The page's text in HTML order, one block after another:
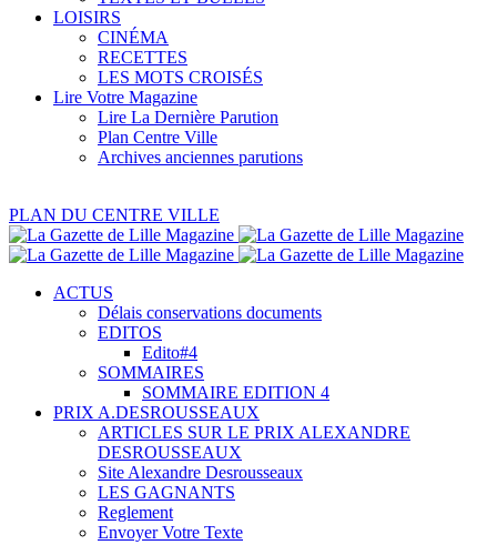
LOISIRS
CINÉMA
RECETTES
LES MOTS CROISÉS
Lire Votre Magazine
Lire La Dernière Parution
Plan Centre Ville
Archives anciennes parutions
PLAN DU CENTRE VILLE
ACTUS
Délais conservations documents
EDITOS
Edito#4
SOMMAIRES
SOMMAIRE EDITION 4
PRIX A.DESROUSSEAUX
ARTICLES SUR LE PRIX ALEXANDRE
DESROUSSEAUX
Site Alexandre Desrousseaux
LES GAGNANTS
Reglement
Envoyer Votre Texte